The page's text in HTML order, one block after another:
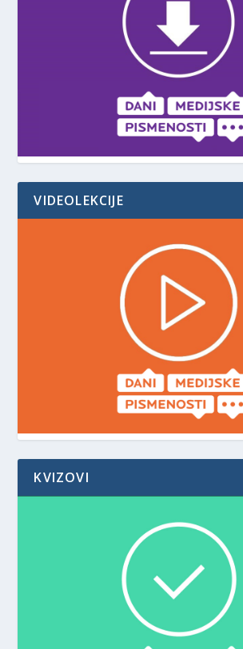
VIDEOLEKCIJE
KVIZOVI